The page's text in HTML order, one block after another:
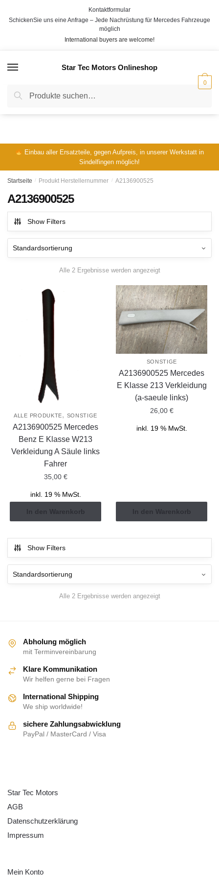
Kontaktformular
SchickenSie uns eine Anfrage – Jede Nachrüstung für Mercedes Fahrzeuge
möglich
International buyers are welcome!
Star Tec Motors Onlineshop
Suche
nach:
Suche
0
Einbau aller Ersatzteile, gegen Aufpreis, in unserer Werkstatt in
Sindelfingen möglich!
Startseite / Produkt Herstellernummer / A2136900525
A2136900525
Show Filters
Alle 2 Ergebnisse werden angezeigt
ALLE PRODUKTE, SONSTIGE
A2136900525 Mercedes
Benz E Klasse W213
Verkleidung A Säule links
Fahrer
35,00 €
inkl. 19 % MwSt.
In den Warenkorb
SONSTIGE
A2136900525 Mercedes
E Klasse 213 Verkleidung
(a-saeule links)
26,00 €
inkl. 19 % MwSt.
In den Warenkorb
Show Filters
Alle 2 Ergebnisse werden angezeigt
Abholung möglich
mit Terminvereinbarung
Klare Kommunikation
Wir helfen gerne bei Fragen
International Shipping
We ship worldwide!
sichere Zahlungsabwicklung
PayPal / MasterCard / Visa
Star Tec Motors
AGB
Datenschutzerklärung
Impressum
Mein Konto